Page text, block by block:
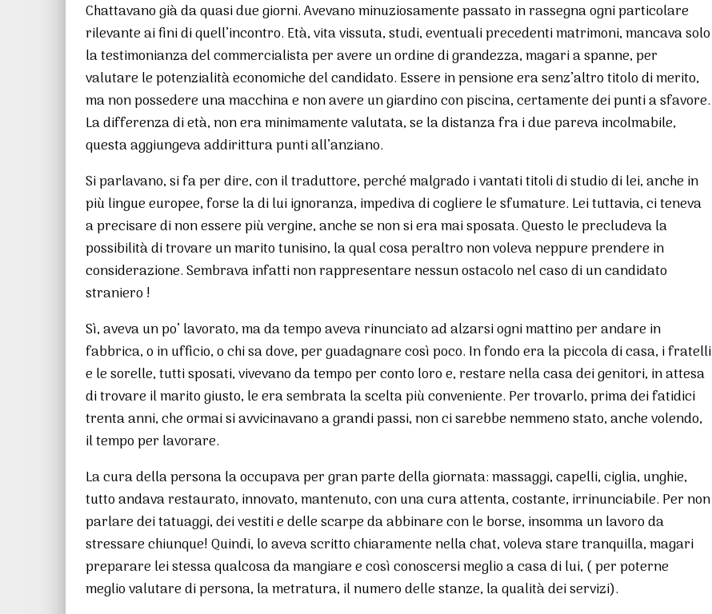
Chattavano già da quasi due giorni. Avevano minuziosamente passato in rassegna ogni particolare
rilevante ai fini di quell’incontro. Età, vita vissuta, studi, eventuali precedenti matrimoni, mancava solo
la testimonianza del commercialista per avere un ordine di grandezza, magari a spanne, per
valutare le potenzialità economiche del candidato. Essere in pensione era senz’altro titolo di merito,
ma non possedere una macchina e non avere un giardino con piscina, certamente dei punti a sfavore.
La differenza di età, non era minimamente valutata, se la distanza fra i due pareva incolmabile,
questa aggiungeva addirittura punti all’anziano.
Si parlavano, si fa per dire, con il traduttore, perché malgrado i vantati titoli di studio di lei, anche in
più lingue europee, forse la di lui ignoranza, impediva di cogliere le sfumature. Lei tuttavia, ci teneva
a precisare di non essere più vergine, anche se non si era mai sposata. Questo le precludeva la
possibilità di trovare un marito tunisino, la qual cosa peraltro non voleva neppure prendere in
considerazione. Sembrava infatti non rappresentare nessun ostacolo nel caso di un candidato
straniero !
Sì, aveva un po’ lavorato, ma da tempo aveva rinunciato ad alzarsi ogni mattino per andare in
fabbrica, o in ufficio, o chi sa dove, per guadagnare così poco. In fondo era la piccola di casa, i fratelli
e le sorelle, tutti sposati, vivevano da tempo per conto loro e, restare nella casa dei genitori, in attesa
di trovare il marito giusto, le era sembrata la scelta più conveniente. Per trovarlo, prima dei fatidici
trenta anni, che ormai si avvicinavano a grandi passi, non ci sarebbe nemmeno stato, anche volendo,
il tempo per lavorare.
La cura della persona la occupava per gran parte della giornata: massaggi, capelli, ciglia, unghie,
tutto andava restaurato, innovato, mantenuto, con una cura attenta, costante, irrinunciabile. Per non
parlare dei tatuaggi, dei vestiti e delle scarpe da abbinare con le borse, insomma un lavoro da
stressare chiunque! Quindi, lo aveva scritto chiaramente nella chat, voleva stare tranquilla, magari
preparare lei stessa qualcosa da mangiare e così conoscersi meglio a casa di lui, ( per poterne
meglio valutare di persona, la metratura, il numero delle stanze, la qualità dei servizi).